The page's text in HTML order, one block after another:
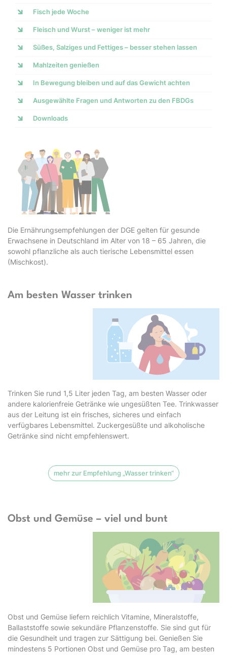
Fisch jede Woche
Fleisch und Wurst – weniger ist mehr
Süßes, Salziges und Fettiges – besser stehen lassen
Mahlzeiten genießen
In Bewegung bleiben und auf das Gewicht achten
Ausgewählte Fragen und Antworten zu den FBDGs
Downloads
Die Ernährungsempfehlungen der DGE gelten für gesunde
Erwachsene in Deutschland im Alter von 18 – 65 Jahren, die
sowohl pflanzliche als auch tierische Lebensmittel essen
(Mischkost).
Am besten Wasser trinken
Trinken Sie rund 1,5 Liter jeden Tag, am besten Wasser oder
andere kalorienfreie Getränke wie ungesüßten Tee. Trinkwasser
aus der Leitung ist ein frisches, sicheres und einfach
verfügbares Lebensmittel. Zuckergesüßte und alkoholische
Getränke sind nicht empfehlenswert.
mehr zur Empfehlung „Wasser trinken“
Obst und Gemüse – viel und bunt
Obst und Gemüse liefern reichlich Vitamine, Mineralstoffe,
Ballaststoffe sowie sekundäre Pflanzenstoffe. Sie sind gut für
die Gesundheit und tragen zur Sättigung bei. Genießen Sie
mindestens 5 Portionen Obst und Gemüse pro Tag, am besten